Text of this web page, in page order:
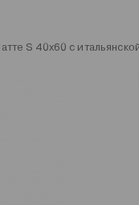
S 40x60 с